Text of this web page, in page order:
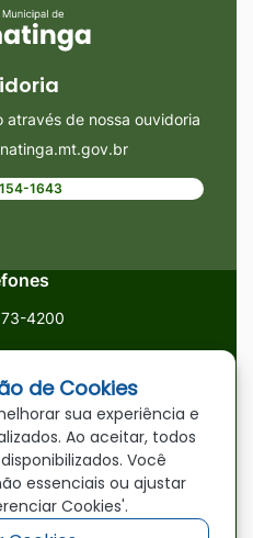
através de nossa ouvidoria
1643
4200
MT, 78870-000
de Cookies
sua experiência e
Ao aceitar, todos
Você
essenciais ou ajustar
Cookies'.